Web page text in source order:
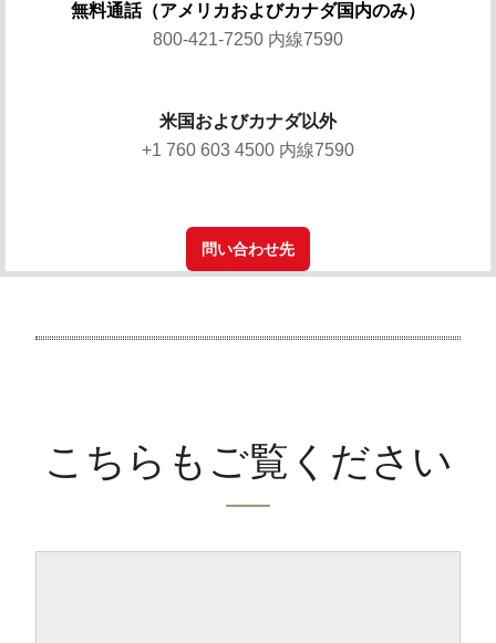
無料通話（アメリカおよびカナダ国内のみ）
800-421-7250 内線7590
米国およびカナダ以外
+1 760 603 4500 内線7590
問い合わせ先
こちらもご覧ください